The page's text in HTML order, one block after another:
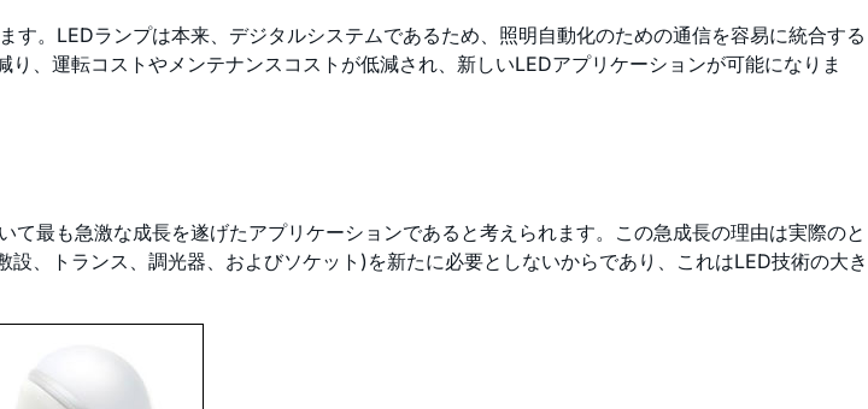
。LEDランプは本来、デジタルシステムであるため、照明自動化のための通信を容易に統合する
、運転コストやメンテナンスコストが低減され、新しいLEDアプリケーションが可能になりま
最も急激な成長を遂げたアプリケーションであると考えられます。この急成長の理由は実際のと
、トランス、調光器、およびソケット)を新たに必要としないからであり、これはLED技術の大き